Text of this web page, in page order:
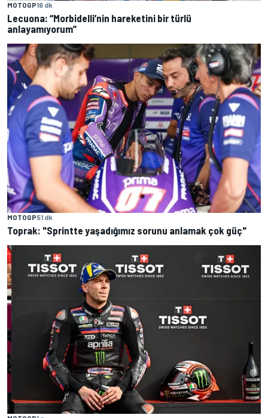
MOTOGP16 dk
Lecuona: “Morbidelli’nin hareketini bir türlü
anlayamıyorum”
MOTOGP51 dk
Toprak: "Sprintte yaşadığımız sorunu anlamak çok güç"